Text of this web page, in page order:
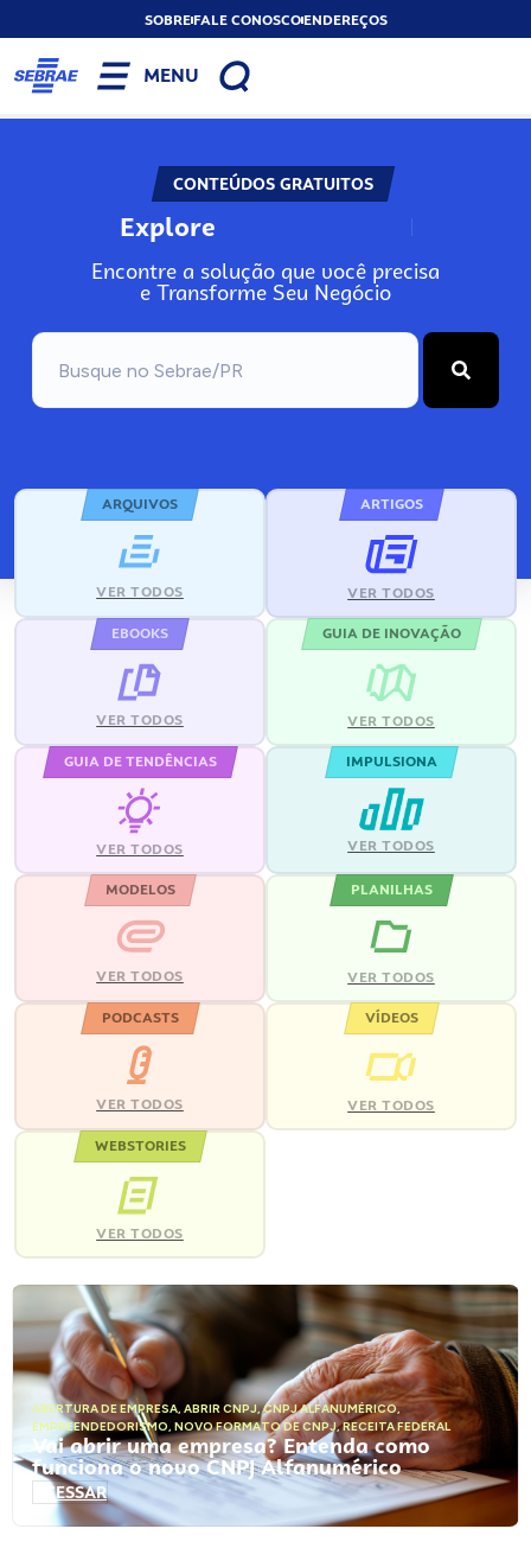
SOBREFALE CONOSCOENDEREÇOS
MENU
CONTEÚDOS GRATUITOS
Explore N
Encontre a solução que você precisa
e Transforme Seu Negócio
ARQUIVOS
VER TODOS
ARTIGOS
VER TODOS
EBOOKS
VER TODOS
GUIA DE INOVAÇÃO
VER TODOS
GUIA DE TENDÊNCIAS
VER TODOS
IMPULSIONA
VER TODOS
MODELOS
VER TODOS
PLANILHAS
VER TODOS
PODCASTS
VER TODOS
VÍDEOS
VER TODOS
WEBSTORIES
VER TODOS
ABERTURA DE EMPRESA, ABRIR CNPJ,CNPJ ALFANUMÉRICO,
EMPREENDEDORISMO, NOVO FORMATO DE CNPJ,RECEITA FEDERAL
Vai abrir uma empresa? Entenda como
funciona o novo CNPJ Alfanumérico
ACESSAR